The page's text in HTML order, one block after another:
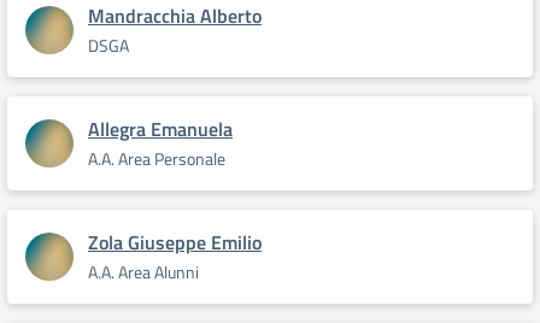
Mandracchia Alberto
DSGA
Allegra Emanuela
A.A. Area Personale
Zola Giuseppe Emilio
A.A. Area Alunni